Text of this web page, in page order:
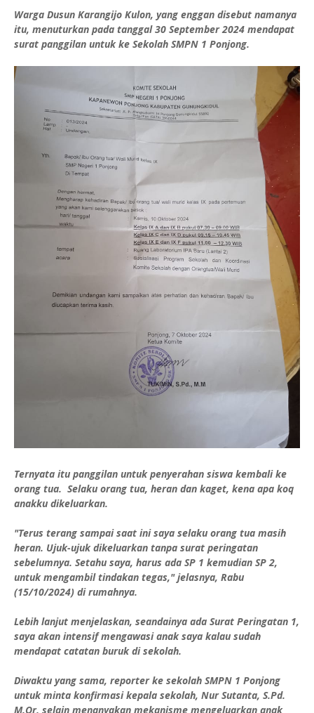
Warga Dusun Karangijo Kulon, yang enggan disebut namanya
itu, menuturkan pada tanggal 30 September 2024 mendapat
surat panggilan untuk ke Sekolah SMPN 1 Ponjong.
Ternyata itu panggilan untuk penyerahan siswa kembali ke
orang tua. Selaku orang tua, heran dan kaget, kena apa koq
anakku dikeluarkan.
"Terus terang sampai saat ini saya selaku orang tua masih
heran. Ujuk-ujuk dikeluarkan tanpa surat peringatan
sebelumnya. Setahu saya, harus ada SP 1 kemudian SP 2,
untuk mengambil tindakan tegas," jelasnya, Rabu
(15/10/2024) di rumahnya.
Lebih lanjut menjelaskan, seandainya ada Surat Peringatan 1,
saya akan intensif mengawasi anak saya kalau sudah
mendapat catatan buruk di sekolah.
Diwaktu yang sama, reporter ke sekolah SMPN 1 Ponjong
untuk minta konfirmasi kepala sekolah, Nur Sutanta, S.Pd.
M.Or, selain menanyakan mekanisme mengeluarkan anak